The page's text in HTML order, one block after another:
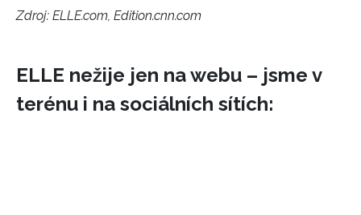
Zdroj: ELLE.com, Edition.cnn.com
ELLE nežije jen na webu – jsme v
terénu i na sociálních sítích: